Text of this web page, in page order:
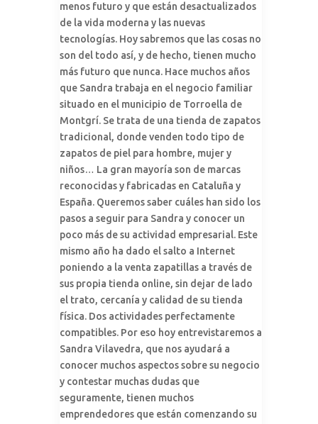
menos futuro y que están desactualizados
de la vida moderna y las nuevas
tecnologías. Hoy sabremos que las cosas no
son del todo así, y de hecho, tienen mucho
más futuro que nunca. Hace muchos años
que Sandra trabaja en el negocio familiar
situado en el municipio de Torroella de
Montgrí. Se trata de una tienda de zapatos
tradicional, donde venden todo tipo de
zapatos de piel para hombre, mujer y
niños… La gran mayoría son de marcas
reconocidas y fabricadas en Cataluña y
España. Queremos saber cuáles han sido los
pasos a seguir para Sandra y conocer un
poco más de su actividad empresarial. Este
mismo año ha dado el salto a Internet
poniendo a la venta zapatillas a través de
sus propia tienda online, sin dejar de lado
el trato, cercanía y calidad de su tienda
física. Dos actividades perfectamente
compatibles. Por eso hoy entrevistaremos a
Sandra Vilavedra, que nos ayudará a
conocer muchos aspectos sobre su negocio
y contestar muchas dudas que
seguramente, tienen muchos
emprendedores que están comenzando su